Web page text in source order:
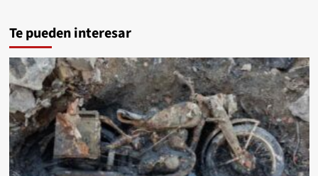
Te pueden interesar